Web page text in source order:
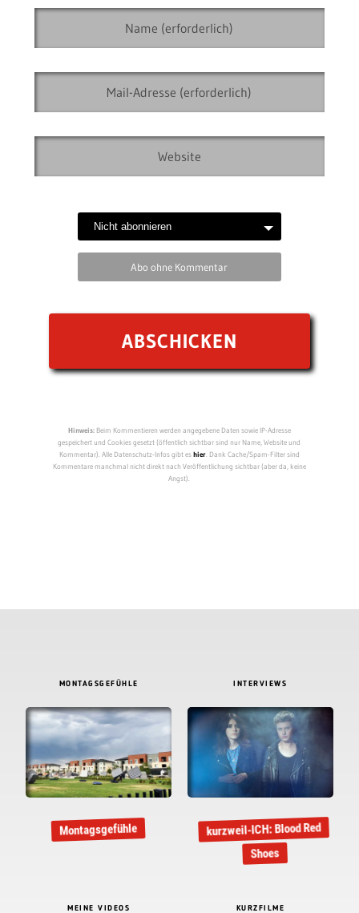
Abo ohne Kommentar
Hinweis:Beim Kommentieren werden angegebene Daten sowie IP-Adresse
gespeichert und Cookies gesetzt (öffentlich sichtbar sind nur Name, Website und
Kommentar). Alle Datenschutz-Infos gibt eshier. Dank Cache/Spam-Filter sind
Kommentare manchmal nicht direkt nach Veröffentlichung sichtbar (aber da, keine
Angst).
MONTAGSGEFÜHLE
Montagsgefühle
INTERVIEWS
kurzweil-ICH: Blood Red
Shoes
MEINE VIDEOS KURZFILME